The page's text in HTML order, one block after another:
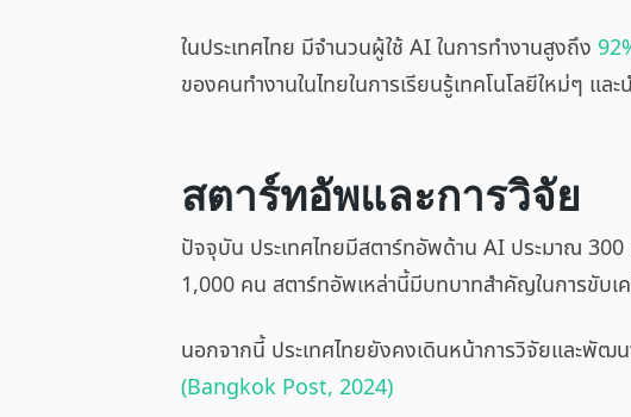
ในประเทศไทย มีจำนวนผู้ใช้ AI ในการทำงานสูงถึง
ของคนทำงานในไทยในการเรียนรู้เทคโนโลยีใหม่ๆ แ
สตาร์ทอัพและการวิจัย
ปัจจุบัน ประเทศไทยมีสตาร์ทอัพด้าน AI ประมาณ
1,000 คน สตาร์ทอัพเหล่านี้มีบทบาทสำคัญในการขับเ
นอกจากนี้ ประเทศไทยยังคงเดินหน้าการวิจัยและพัฒ
(Bangkok Post, 2024)